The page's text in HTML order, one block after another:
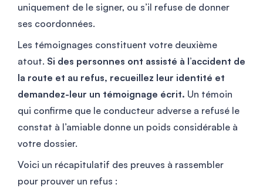
uniquement de le signer, ou s’il refuse de donner
ses coordonnées.
Les témoignages constituent votre deuxième
atout. Si des personnes ont assisté à l’accident de
la route et au refus, recueillez leur identité et
demandez-leur un témoignage écrit. Un témoin
qui confirme que le conducteur adverse a refusé le
constat à l’amiable donne un poids considérable à
votre dossier.
Voici un récapitulatif des preuves à rassembler
pour prouver un refus :